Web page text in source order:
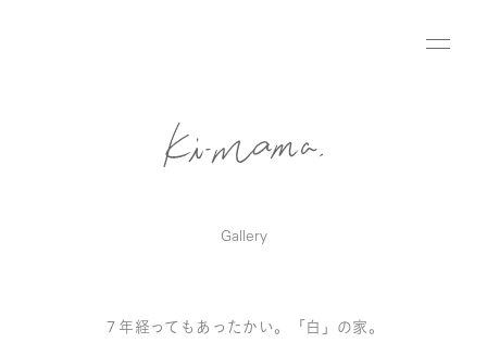
Gallery
７年経ってもあったかい。「白」の家。